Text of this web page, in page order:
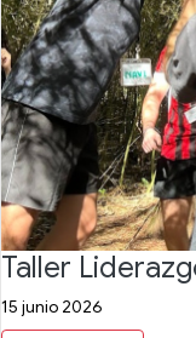
Taller
15 junio 2026